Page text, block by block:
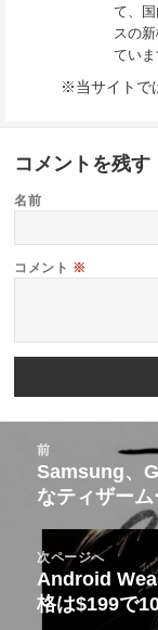
て、
スの
ていま
※当サイトで
コメントを残す
名前
コメント ※
前
前
の
投
稿:
Samsung、
なティザー
次ページへ
次
の
Android
格は$199で